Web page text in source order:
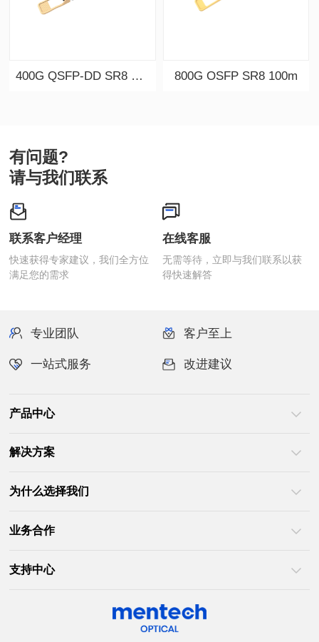
400G QSFP-DD SR8 100m 800G OSFP SR8 100m
有问题?
请与我们联系
联系客户经理
满足您的需求
在线客服
得快速解答
专业团队 客户至上
一站式服务 改进建议
产品中心
解决方案
为什么选择我们
业务合作
支持中心